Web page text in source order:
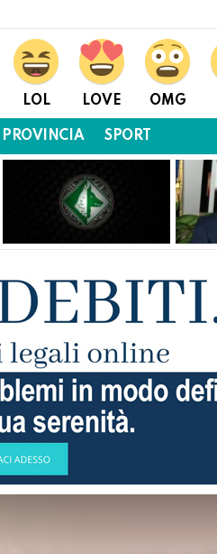
LOL LOVE OMG
PROVINCIA SPORT